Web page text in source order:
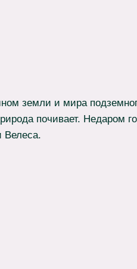
земли и мира
почивает. Недаром
Велеса.